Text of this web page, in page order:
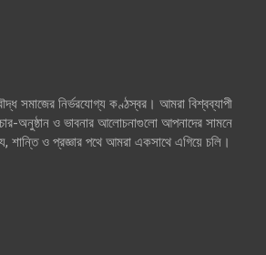
সমাজের নির্ভরযোগ্য কণ্ঠস্বর। আমরা বিশ্বব্যাপী
অনুষ্ঠান ও ভাবনার আলোচনাগুলো আপনাদের সামনে
শান্তি ও প্রজ্ঞার পথে আমরা একসাথে এগিয়ে চলি।